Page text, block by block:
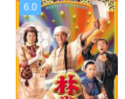
6.0